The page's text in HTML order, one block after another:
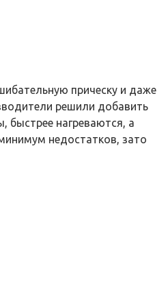
прическу и даже
решили добавить
нагреваются, а
недостатков, зато